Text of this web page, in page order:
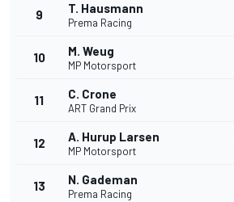
9 T. Hausmann
Prema Racing
10 M. Weug
MP Motorsport
11 C. Crone
ART Grand Prix
12 A. Hurup Larsen
MP Motorsport
13 N. Gademan
Prema Racing